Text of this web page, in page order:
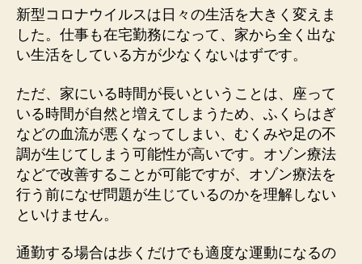
長
時
間
座
の
は
問
題
へ
の
新型コロナウイルスは日々の生活を大きく変えま
した。仕事も在宅勤務になって、家から全く出な
い生活をしている方が少なくないはずです。
ただ、家にいる時間が長いということは、座って
いる時間が自然と増えてしまうため、ふくらはぎ
などの血流が悪くなってしまい、むくみや足の不
調が生じてしまう可能性が高いです。オゾン療法
などで改善することが可能ですが、オゾン療法を
行う前になぜ問題が生じているのかを理解しない
といけません。
通勤する場合は歩くだけでも適度な運動になるの